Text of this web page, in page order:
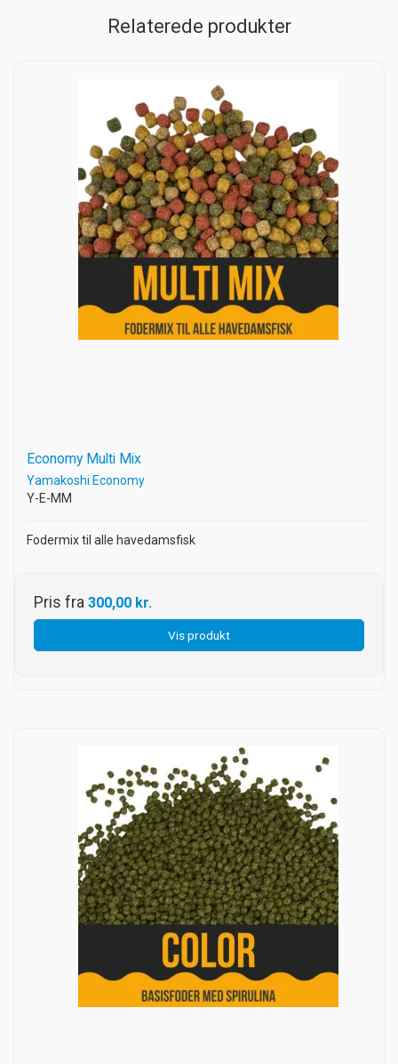
Relaterede produkter
Economy Multi Mix
Yamakoshi Economy
Y-E-MM
Fodermix til alle havedamsfisk
Pris fra 300,00 kr.
Vis produkt